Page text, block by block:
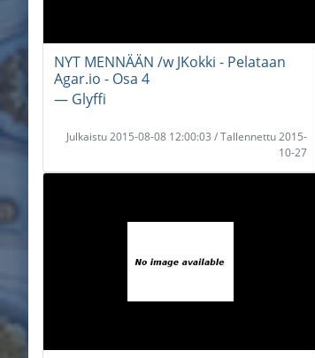
NYT MENNÄÄN /w JKokki - Pelataan
Agar.io - Osa 4
― Glyffi
Julkaistu 2015-08-08 12:00:03 / Tallennettu 2015-
10-27